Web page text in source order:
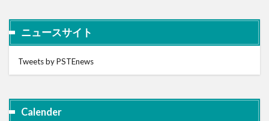
ニュースサイト
Tweets by PSTEnews
Calender